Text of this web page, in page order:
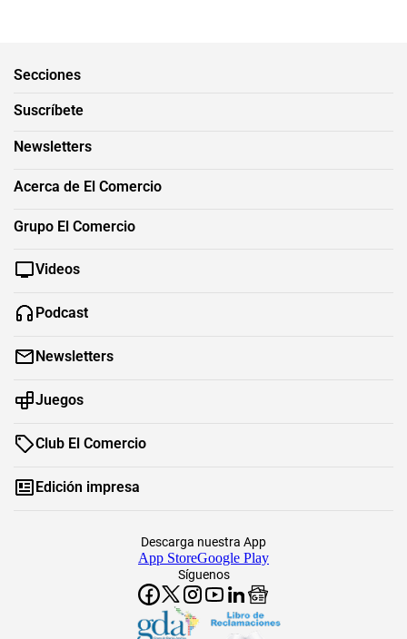
Secciones
Suscríbete
Newsletters
Acerca de El Comercio
Grupo El Comercio
Videos
Podcast
Newsletters
Juegos
Club El Comercio
Edición impresa
Síguenos
Descarga nuestra App
App StoreGoogle Play